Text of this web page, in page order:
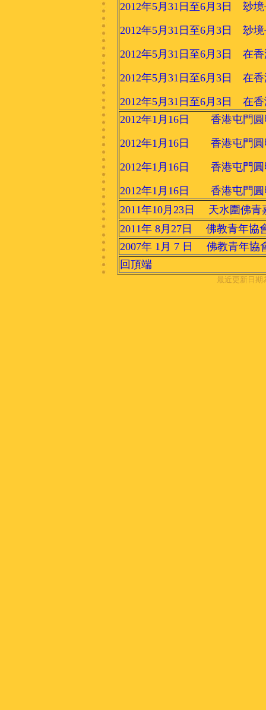
2012年5月31日至6月3日 玅
2012年5月31日至6月3日 玅
2012年5月31日至6月3日 在
2012年5月31日至6月3日 在
2012年5月31日至6月3日 在
2012年1月16日 香港屯門圓
2012年1月16日 香港屯門圓
2012年1月16日 香港屯門圓
2012年1月16日 香港屯門圓
2011年10月23日 天水圍佛青
2011年 8月27日 佛教青年協
2007年 1月 7 日 佛教青年協
回頂端
最近更新日